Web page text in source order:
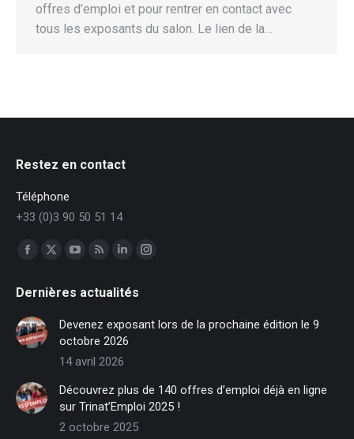
offres d’emploi et pour rentrer en contact avec
tous les exposants du salon. Le lien de la…
Restez en contact
Téléphone
+33 (0)3 90 50 51 14
Trouvez nous sur :
Facebook
opens
in
new
window
X
opens
new
window
opens
in
new
window
opens
in
new
window
LinkedIn
opens
in
new
window
Instagram
in
Dernières actualités
Devenez exposant lors de la prochaine édition le 9
octobre 2026
14 avril 2026
Découvrez plus de 140 offres d’emploi déjà en ligne
sur Trinat’Emploi 2025 !
2 octobre 2025